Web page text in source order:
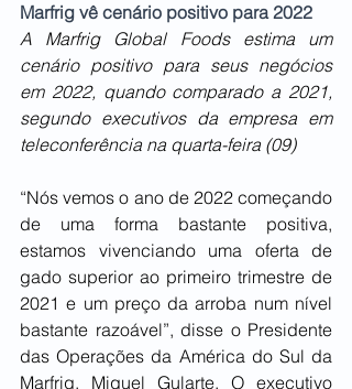
Marfrig vê cenário positivo para 2022
A Marfrig Global Foods estima um
cenário positivo para seus negócios
em 2022, quando comparado a 2021,
segundo executivos da empresa em
teleconferência na quarta-feira (09)
“Nós vemos o ano de 2022 começando
de uma forma bastante positiva,
estamos vivenciando uma oferta de
gado superior ao primeiro trimestre de
2021 e um preço da arroba num nível
bastante razoável”, disse o Presidente
das Operações da América do Sul da
Marfrig, Miguel Gularte. O executivo